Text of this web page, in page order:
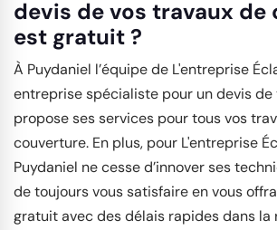
devis de vos travaux de
est gratuit ?
À Puydaniel l’équipe de L'entreprise
entreprise spécialiste pour un devis
propose ses services pour tous vos
couverture. En plus, pour L'entreprise
Puydaniel ne cesse d’innover ses
de toujours vous satisfaire en vous
gratuit avec des délais rapides dans la